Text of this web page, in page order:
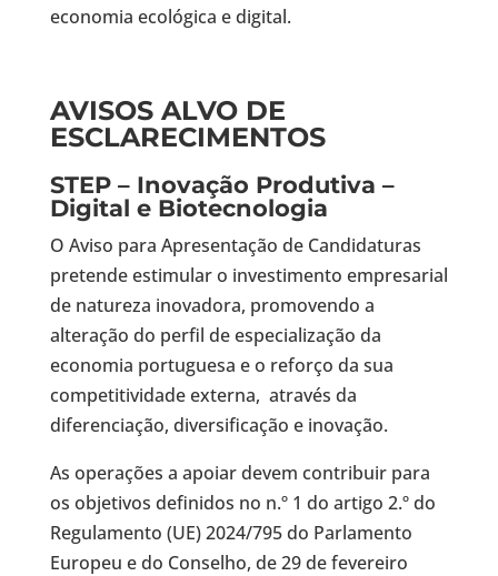
economia ecológica e digital.
AVISOS ALVO DE
ESCLARECIMENTOS
STEP – Inovação Produtiva –
Digital e Biotecnologia
O Aviso para Apresentação de Candidaturas
pretende estimular o investimento empresarial
de natureza inovadora, promovendo a
alteração do perfil de especialização da
economia portuguesa e o reforço da sua
competitividade externa, através da
diferenciação, diversificação e inovação.
As operações a apoiar devem contribuir para
os objetivos definidos no n.º 1 do artigo 2.º do
Regulamento (UE) 2024/795 do Parlamento
Europeu e do Conselho, de 29 de fevereiro